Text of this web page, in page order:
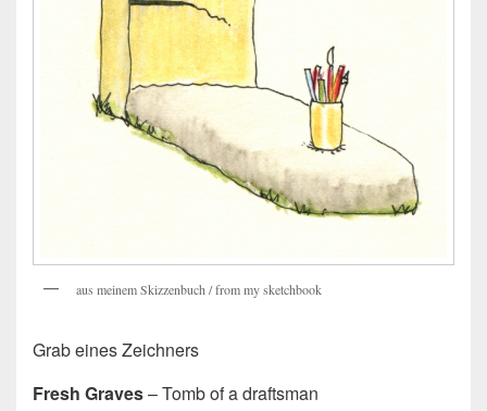
aus meinem Skizzenbuch / from my sketchbook
Grab eines Zeichners
Fresh Graves– Tomb of a draftsman